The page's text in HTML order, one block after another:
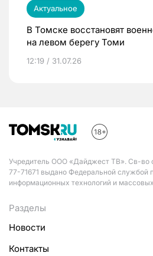
Актуальное
В Томске восстановят
на левом берегу Томи
12:19 / 31.07.26
Учредитель ООО «Дайджест ТВ». Св-
77-71671 выдано Федеральной службой
информационных технологий и
Разделы
Новости
Контакты